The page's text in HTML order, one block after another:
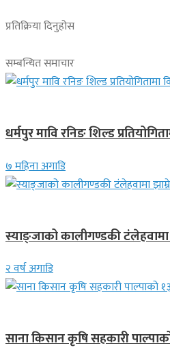
प्रतिक्रिया दिनुहोस
सम्बन्धित समाचार
धर्मपुर मावि रनिङ शिल्ड
७ महिना अगाडि
स्याङ्जाको कालीगण्डकी टंलेहवामा
२ वर्ष अगाडि
साना किसान कृषि सहकारी